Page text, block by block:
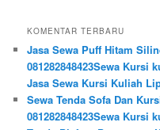
KOMENTAR TERBARU
Jasa Sewa Puff Hitam
081282848423Sewa Kursi
Jasa Sewa Kursi Kuliah
Sewa Tenda Sofa Dan
081282848423Sewa Kursi